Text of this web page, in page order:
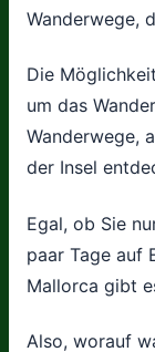
Wanderwege,
Die
um das
Wanderwege,
der Insel
Egal, ob Sie
paar Tage auf
Mallorca gibt
Also, worauf